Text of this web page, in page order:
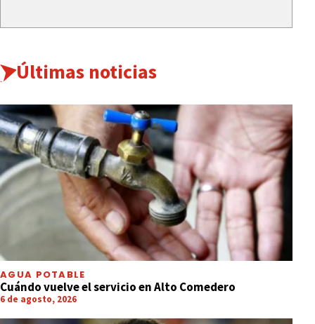
Últimas noticias
AGUA POTABLE
Cuándo vuelve el servicio en Alto Comedero
6 de agosto, 2026